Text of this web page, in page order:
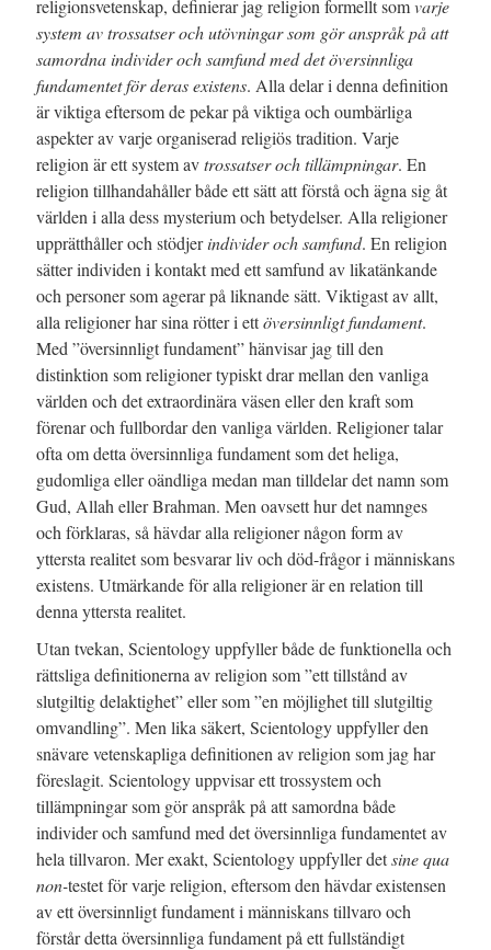
religionsvetenskap, definierar jag religion formellt somvarje
system av trossatser och utövningar som gör anspråk på att
samordna individer och samfund med det översinnliga
fundamentet för deras existens. Alla delar i denna definition
är viktiga eftersom de pekar på viktiga och oumbärliga
aspekter av varje organiserad religiös tradition. Varje
religion är ett system avtrossatser och tillämpningar. En
religion tillhandahåller både ett sätt att förstå och ägna sig åt
världen i alla dess mysterium och betydelser. Alla religioner
upprätthåller och stödjerindivider och samfund. En religion
sätter individen i kontakt med ett samfund av likatänkande
och personer som agerar på liknande sätt. Viktigast av allt,
alla religioner har sina rötter i ettöversinnligt fundament.
Med ”översinnligt fundament” hänvisar jag till den
distinktion som religioner typiskt drar mellan den vanliga
världen och det extraordinära väsen eller den kraft som
förenar och fullbordar den vanliga världen. Religioner talar
ofta om detta översinnliga fundament som det heliga,
gudomliga eller oändliga medan man tilldelar det namn som
Gud, Allah eller Brahman. Men oavsett hur det namnges
och förklaras, så hävdar alla religioner någon form av
yttersta realitet som besvarar liv och död-frågor i människans
existens. Utmärkande för alla religioner är en relation till
denna yttersta realitet.
Utan tvekan, Scientology uppfyller både de funktionella och
rättsliga definitionerna av religion som ”ett tillstånd av
slutgiltig delaktighet” eller som ”en möjlighet till slutgiltig
omvandling”. Men lika säkert, Scientology uppfyller den
snävare vetenskapliga definitionen av religion som jag har
föreslagit. Scientology uppvisar ett trossystem och
tillämpningar som gör anspråk på att samordna både
individer och samfund med det översinnliga fundamentet av
hela tillvaron. Mer exakt, Scientology uppfyller detsine qua
non-testet för varje religion, eftersom den hävdar existensen
av ett översinnligt fundament i människans tillvaro och
förstår detta översinnliga fundament på ett fullständigt